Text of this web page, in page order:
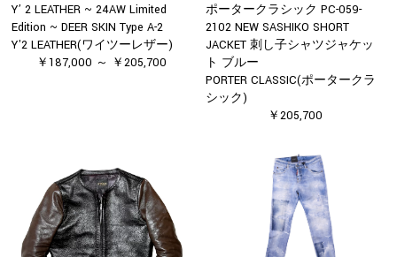
Y’ 2 LEATHER ~ 24AW Limited
Edition ~ DEER SKIN Type A-2
Y'2 LEATHER(ワイツーレザー)
￥187,000 ～ ￥205,700
ポータークラシック PC-059-
2102 NEW SASHIKO SHORT
JACKET 刺し子シャツジャケッ
ト ブルー
PORTER CLASSIC(ポータークラ
シック)
￥205,700